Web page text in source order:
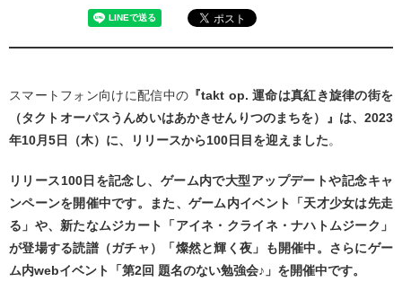
スマートフォン向けに配信中の 『takt op. 運命は真紅き旋律の街を
（タクトオーパスうんめいはあかきせんりつのまちを）』は、2023
年10月5日（木）に、リリースから100日目を迎えました。
リリース100日を記念し、ゲーム内で大型アップデートや記念キャ
ンペーンを開催中です。また、ゲーム内イベント「天才少女は先走
る」や、新たなムジカート「アイネ・クライネ・ナハトムジーク」
が登場する読譜（ガチャ）「燦然と輝く夜」も開催中。さらにゲー
ム内webイベント「第2回 題名のない勉強会♪」を開催中です。